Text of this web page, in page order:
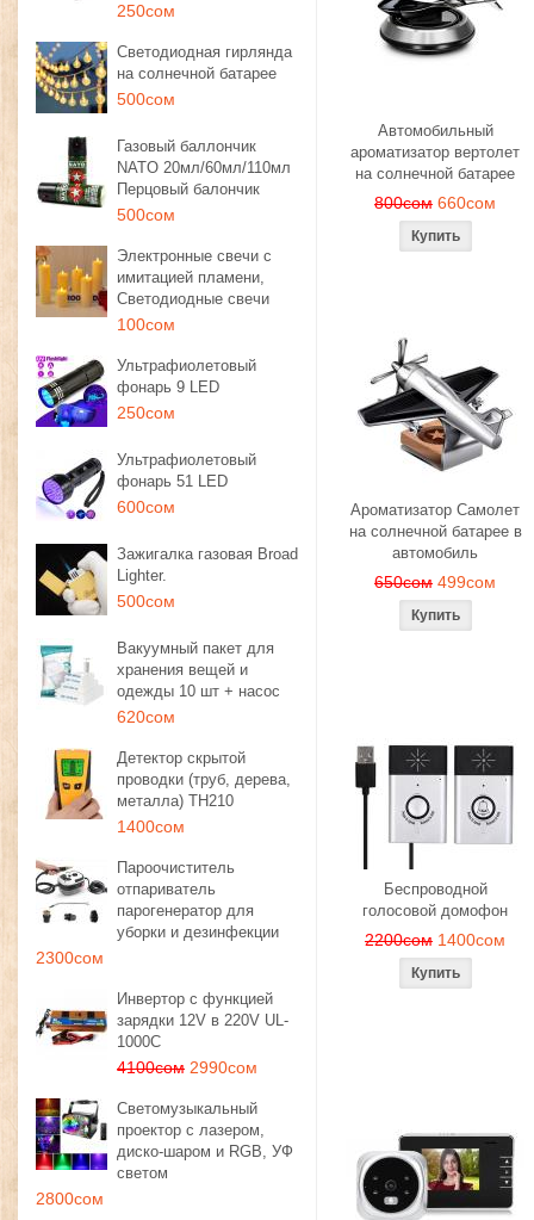
250сом
Светодиодная гирлянда
на солнечной батарее
500сом
Газовый баллончик
NATO 20мл/60мл/110мл
Перцовый балончик
500сом
Электронные свечи с
имитацией пламени,
Светодиодные свечи
100сом
Ультрафиолетовый
фонарь 9 LED
250сом
Ультрафиолетовый
фонарь 51 LED
600сом
Зажигалка газовая Broad
Lighter.
500сом
Вакуумный пакет для
хранения вещей и
одежды 10 шт + насос
620сом
Детектор скрытой
проводки (труб, дерева,
металла) TH210
1400сом
Пароочиститель
отпариватель
парогенератор для
уборки и дезинфекции
2300сом
Инвертор с функцией
зарядки 12V в 220V UL-
1000C
4100сом 2990сом
Светомузыкальный
проектор с лазером,
диско-шаром и RGB, УФ
светом
2800сом
Автомобильный
ароматизатор вертолет
на солнечной батарее
800сом 660сом
Ароматизатор Самолет
на солнечной батарее в
автомобиль
650сом 499сом
Беспроводной
голосовой домофон
2200сом 1400сом